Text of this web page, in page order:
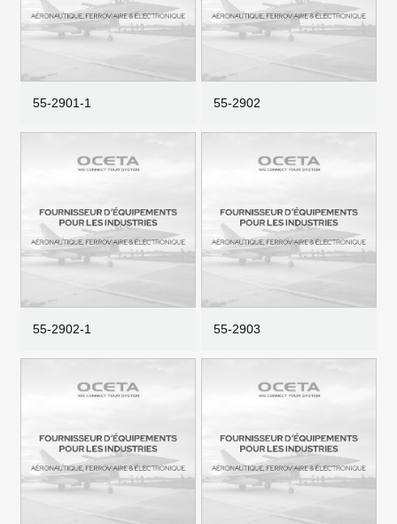
55-2901-1 55-2902
55-2902-1 55-2903